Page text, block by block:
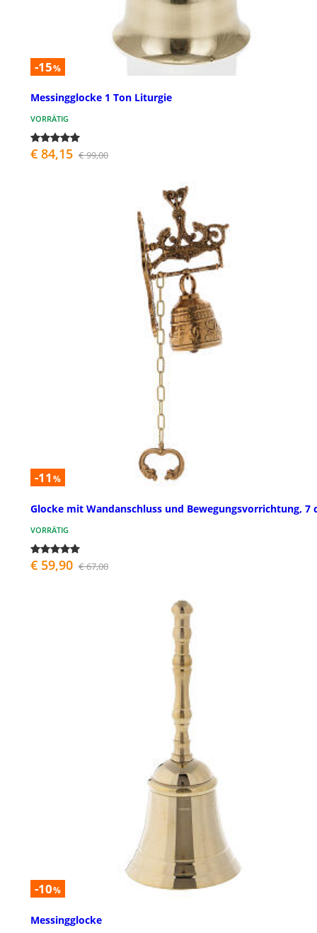
-15%
Messingglocke 1 Ton Liturgie
VORRÄTIG
€ 84,15 € 99,00
-11 %
Glocke mit Wandanschluss und Bewegungsvorrichtung, 7
VORRÄTIG
€ 59,90 € 67,00
-10%
Messingglocke